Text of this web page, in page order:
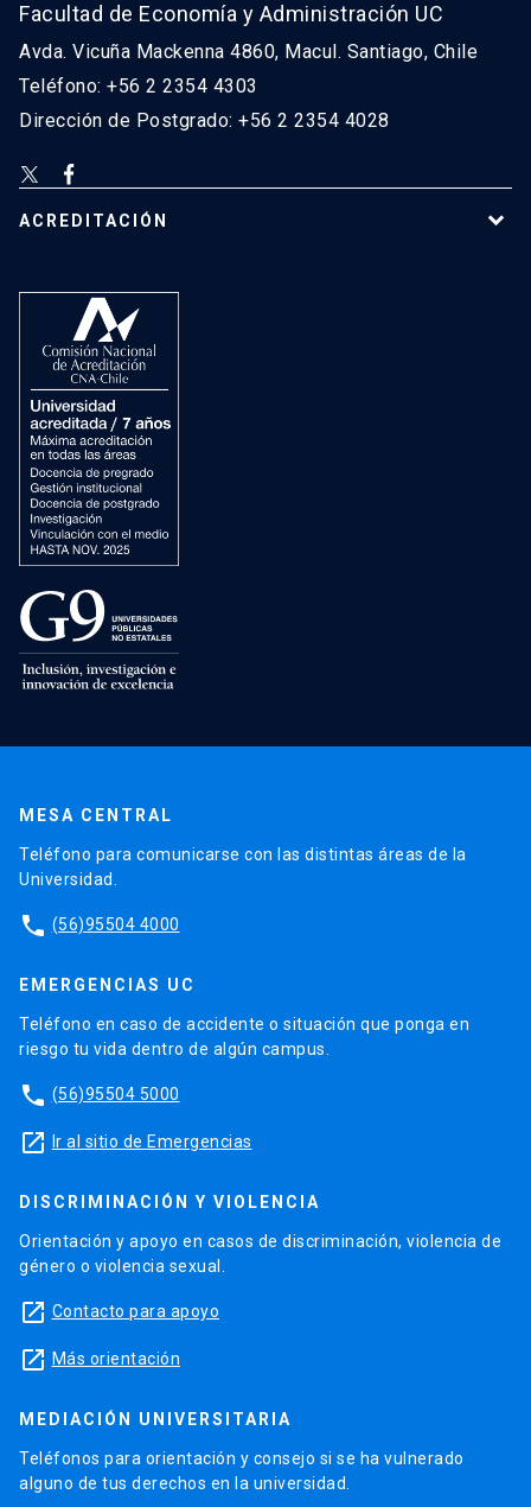
Facultad de Economía y Administración UC
Avda. Vicuña Mackenna 4860, Macul. Santiago, Chile
Teléfono: +56 2 2354 4303
Dirección de Postgrado: +56 2 2354 4028
ACREDITACIÓN
MESA CENTRAL
Teléfono para comunicarse con las distintas áreas de la
Universidad.
phone (56)95504 4000
EMERGENCIAS UC
Teléfono en caso de accidente o situación que ponga en
riesgo tu vida dentro de algún campus.
phone (56)95504 5000
launch Ir al sitio de Emergencias
DISCRIMINACIÓN Y VIOLENCIA
Orientación y apoyo en casos de discriminación, violencia de
género o violencia sexual.
launch Contacto para apoyo
launch Más orientación
MEDIACIÓN UNIVERSITARIA
Teléfonos para orientación y consejo si se ha vulnerado
alguno de tus derechos en la universidad.